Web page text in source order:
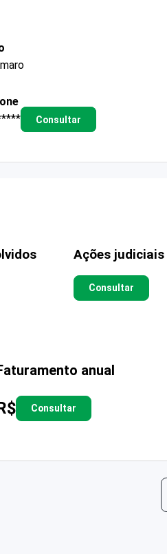
Consultar
Ações judiciais
Consultar
anual
Consultar